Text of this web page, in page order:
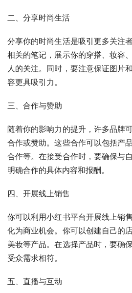
二、分享时尚生活
分享你的时尚生活是吸引更多关注
相关的笔记，展示你的穿搭、妆容
人的关注。同时，要注意保证图片
容更具吸引力。
三、合作与赞助
随着你的影响力的提升，许多品牌
合作或赞助。这些合作可以包括产
合作等。在接受合作时，要确保与
明确合作的具体内容和报酬。
四、开展线上销售
你可以利用小红书平台开展线上销
化为商业机会。你可以创建自己的
美妆等产品。在选择产品时，要确
受众需求相符。
五、直播与互动